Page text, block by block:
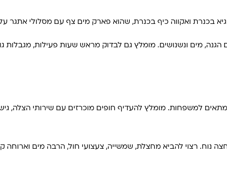
בכנרת ואקווה כיף בכנרת, שהוא פארק מים צף עם מסלולי אתגר
מים ונשנושים. מומלץ גם לבדוק מראש שעות פעילות, מגבלות
למשפחות. מומלץ להעדיף חופים מוכרזים עם שירותי הצלה,
נוח. רצוי להביא מחצלת, שמשייה, צעצועי חול, הרבה מים וארוחה